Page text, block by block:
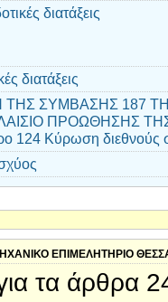
διατάξεις
διατάξεις
ΣΥΜΒΑΣΗΣ 187
ΠΡΟΩΘΗΣΗΣ
124 Κύρωση διεθνούς
ΕΠΙΜΕΛΗΤΗΡΙΟ
τα άρθρα